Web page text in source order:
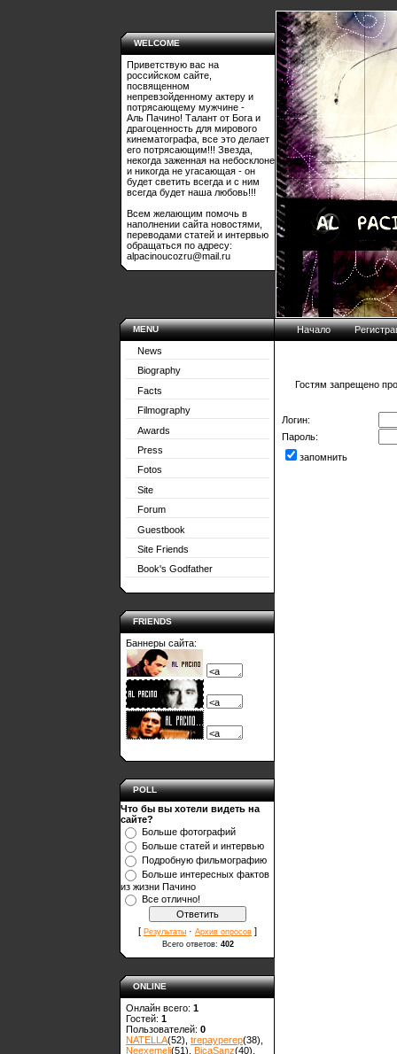
WELCOME
Приветствую вас на
российском сайте,
посвященном
непревзойденному актеру и
потрясающему мужчине -
Аль Пачино! Талант от Бога и
драгоценность для мирового
кинематографа, все это делает
его потрясающим!!! Звезда,
некогда заженная на небосклоне
и никогда не угасающая - он
будет светить всегда и с ним
всегда будет наша любовь!!!
Всем желающим помочь в
наполнении сайта новостями,
переводами статей и интервью
обращаться по адресу:
alpacinoucozru@mail.ru
MENU
News
Biography
Facts
Filmography
Awards
Press
Fotos
Site
Forum
Guestbook
Site Friends
Book's Godfather
FRIENDS
Баннеры сайта:
POLL
Что бы вы хотели видеть на
сайте?
Больше фотографий
Больше статей и интервью
Подробную фильмографию
Больше интересных фактов
из жизни Пачино
Все отлично!
[ Результаты · Архив опросов ]
Всего ответов: 402
ONLINE
Онлайн всего: 1
Гостей: 1
Пользователей: 0
NATELLA(52) trepayperep(38)
Neexemeli(51) BicaSanz(40)
Начало
Гостям запрещено
Логин:
Пароль:
запомнить